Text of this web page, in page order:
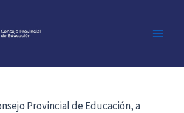
Provincial de Educación, a